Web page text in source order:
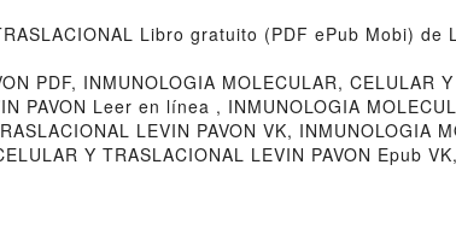
Libro gratuito (PDF ePub Mobi) de
PDF, INMUNOLOGIA MOLECULAR, CELULAR
PAVON Leer en línea , INMUNOLOGIA
LEVIN PAVON VK, INMUNOLOGIA
Y TRASLACIONAL LEVIN PAVON Epub